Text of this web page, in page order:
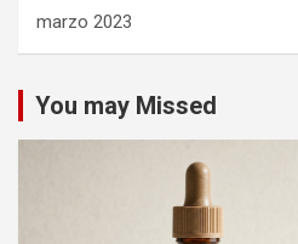
marzo 2023
You may Missed